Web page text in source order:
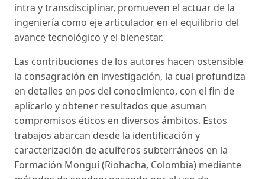
intra y transdisciplinar, promueven el actuar de la
ingeniería como eje articulador en el equilibrio del
avance tecnológico y el bienestar.
Las contribuciones de los autores hacen ostensible
la consagración en investigación, la cual profundiza
en detalles en pos del conocimiento, con el fin de
aplicarlo y obtener resultados que asuman
compromisos éticos en diversos ámbitos. Estos
trabajos abarcan desde la identificación y
caracterización de acuíferos subterráneos en la
Formación Monguí (Riohacha, Colombia) mediante